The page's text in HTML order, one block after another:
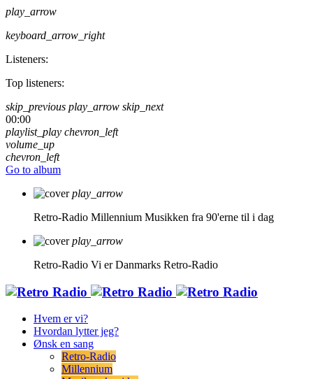
play_arrow
keyboard_arrow_right
Listeners:
Top listeners:
skip_previous play_arrow skip_next
00:00
playlist_play chevron_left
volume_up
chevron_left
Go to album
play_arrow
Retro-Radio Millennium Musikken fra 90'erne til i dag
play_arrow
Retro-Radio Vi er Danmarks Retro-Radio
Hvem er vi?
Hvordan lytter jeg?
Ønsk en sang
Retro-Radio
Millennium